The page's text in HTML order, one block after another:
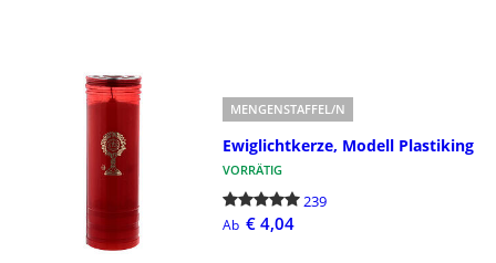
MENGENSTAFFEL/N
Ewiglichtkerze, Modell Plastiking
VORRÄTIG
239
Ab € 4,04